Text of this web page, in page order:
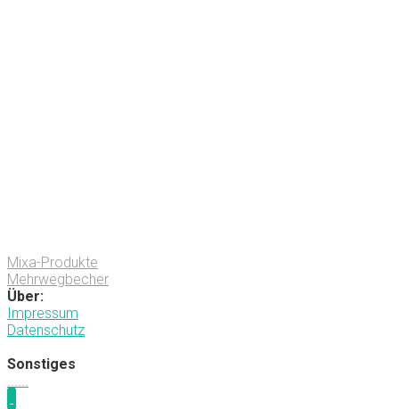
Mixa-Produkte
Mehrwegbecher
Über:
Impressum
Datenschutz
Sonstiges